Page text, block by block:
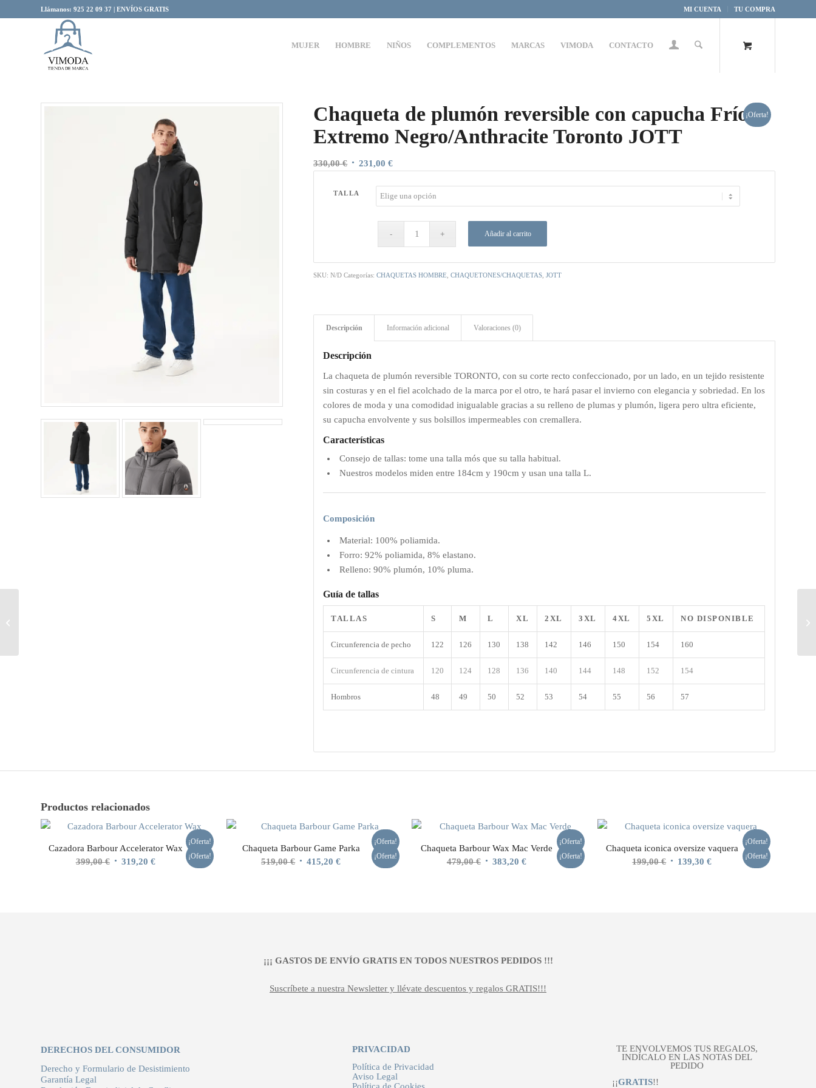
MI CUENTA TU COMPRA
Llámanos: 925 22 09 37 | ENVÍOS GRATIS
MUJER HOMBRE NIÑOS COMPLEMENTOS MARCAS VIMODA CONTACTO
¡Oferta!
Chaqueta de plumón reversible con capucha Frío
Extremo Negro/Anthracite Toronto JOTT
330,00€ El
original
330,00 €.
231,00€El
es:
231,00 €.
TALLA
Añadir al carrito
SKU:N/D Categorías:CHAQUETAS HOMBRE ,CHAQUETONES/CHAQUETAS ,JOTT
Descripción Información adicional Valoraciones (0)
Descripción
La chaqueta de plumón reversible TORONTO, con su corte recto confeccionado, por un lado, en un tejido resistente
sin costuras y en el fiel acolchado de la marca por el otro, te hará pasar el invierno con elegancia y sobriedad. En los
colores de moda y una comodidad inigualable gracias a su relleno de plumas y plumón, ligera pero ultra eficiente,
su capucha envolvente y sus bolsillos impermeables con cremallera.
Características
Consejo de tallas: tome una talla mós que su talla habitual.
Nuestros modelos miden entre 184cm y 190cm y usan una talla L.
Composición
Material: 100% poliamida.
Forro: 92% poliamida, 8% elastano.
Relleno: 90% plumón, 10% pluma.
Guía de tallas
TALLAS S M L XL 2XL 3XL 4XL 5XL NO DISPONIBLE
Circunferencia de pecho 122 126 130 138 142 146 150 154 160
Circunferencia de cintura 120 124 128 136 140 144 148 152 154
Hombros 48 49 50 52 53 54 55 56 57
Productos relacionados
¡Oferta!
Cazadora Barbour Accelerator Wax
399,00€ El 319,20 €El
¡Oferta!
¡Oferta!
Chaqueta Barbour Game Parka
519,00€ El 415,20€El
¡Oferta!
¡Oferta!
Chaqueta Barbour Wax Mac Verde
479,00€ El 383,20 €El
¡Oferta!
¡Oferta!
Chaqueta iconica oversize vaquera
199,00€ El 139,30€El
¡Oferta!
¡¡¡ GASTOS DE ENVÍO GRATIS EN TODOS NUESTROS PEDIDOS !!!
Suscríbete a nuestra Newsletter y llévate descuentos y regalos GRATIS!!!
DERECHOS DEL CONSUMIDOR
Derecho y Formulario de Desistimiento
Garantía Legal
PRIVACIDAD
Política de Privacidad
Aviso Legal
TE ENVOLVEMOS TUS REGALOS,
INDÍCALO EN LAS NOTAS DEL
PEDIDO
¡¡GRATIS!!